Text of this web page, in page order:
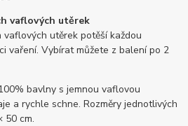
vaflových utěrek
utěrek potěší každou
vaření. Vybírat můžete z balení po 2
bavlny s jemnou vaflovou
a rychle schne. Rozměry jednotlivých
50 cm.